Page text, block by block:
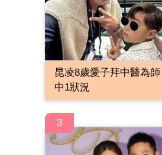
昆凌8歲愛子拜中醫為
中1狀況
3